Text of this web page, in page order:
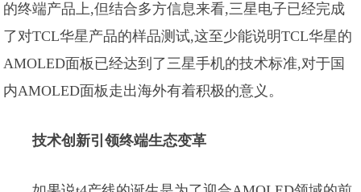
的终端产品上,但结合多方信息来看,三星电子已经完成
了对TCL华星产品的样品测试,这至少能说明TCL华星的
AMOLED面板已经达到了三星手机的技术标准,对于国
内AMOLED面板走出海外有着积极的意义。
技术创新引领终端生态变革